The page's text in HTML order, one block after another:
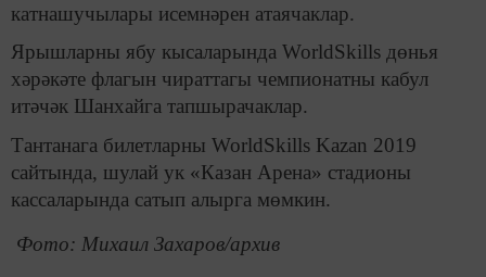
катнашучылары исемнәрен атаячаклар.
Ярышларны ябу кысаларында WorldSkills дөнья
хәрәкәте флагын чираттагы чемпионатны кабул
итәчәк Шанхайга тапшырачаклар.
Тантанага билетларны WorldSkills Kazan 2019
сайтында, шулай ук «Казан Арена» стадионы
кассаларында сатып алырга мөмкин.
Фото: Михаил Захаров/архив